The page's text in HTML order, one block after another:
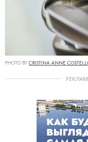
PHOTO BY CRISTINA ANNE